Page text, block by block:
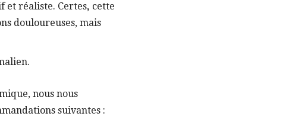
et réaliste. Certes, cette
douloureuses, mais
nous nous
suivantes :